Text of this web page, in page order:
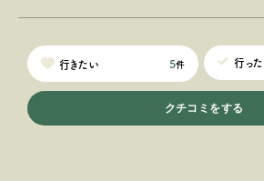
行きたい 5件 行った
クチコミをする